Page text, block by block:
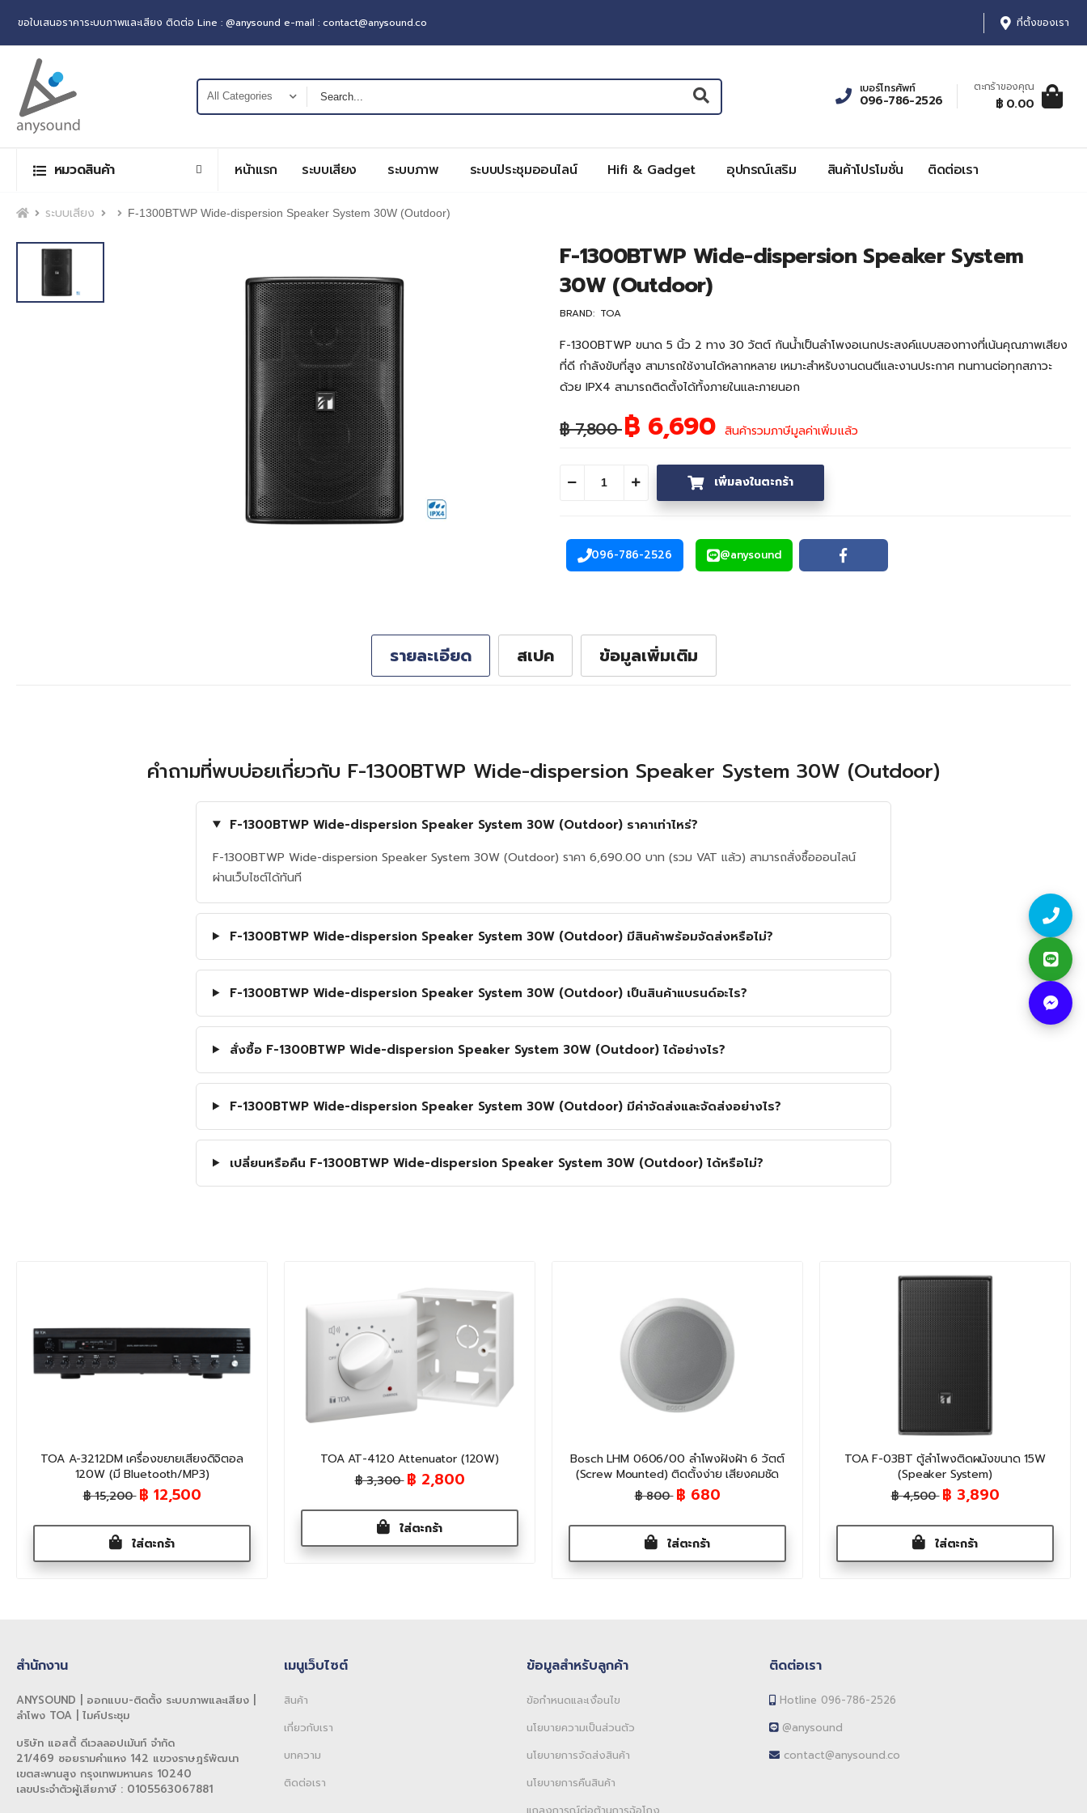
ขอใบเสนอราคาระบบภาพและเสียง ติดต่อ Line : @anysound e-mail : contact@anysound.co ที่ตั้งของเรา
เบอร์โทรศัพท์
096-786-2526
ตะกร้าของคุณ
฿ 0.00
ตะกร้าสินค้า:รายการ, รา
฿ 0.00
หมวดสินค้า หน้าแรก ระบบเสียง ระบบภาพ ระบบประชุมออนไลน์ Hifi & Gadget อุปกรณ์เสริม สินค้าโปรโมชั่น ติดต่อเรา
หน้าแรกระบบเสียง F-1300BTWP Wide-dispersion Speaker System 30W (Outdoor)
F-1300BTWP Wide-dispersion Speaker System
30W (Outdoor)
BRAND: TOA
F-1300BTWP ขนาด 5 นิ้ว 2 ทาง 30 วัตต์ กันน้ำเป็นลำโพงอเนกประสงค์แบบสองทางที่เน้นคุณภาพเสียง
ที่ดี กำลังขับที่สูง สามารถใช้งานได้หลากหลาย เหมาะสำหรับงานดนตีและงานประกาศ ทนทานต่อทุกสภาวะ
ด้วย IPX4 สามารถติดตั้งได้ทั้งภายในและภายนอก
฿ 7,800฿ 6,690 สินค้ารวมภาษีมูลค่าเพิ่มแล้ว
ลดจำนวน เพิ่มจำนวน เพิ่มลงในตะกร้า
096-786-2526
โทรศัพท์
@anysound
Line Facebook
รายละเอียด สเปค ข้อมูลเพิ่มเติม
คำถามที่พบบ่อยเกี่ยวกับ F-1300BTWP Wide-dispersion Speaker System 30W (Outdoor)
F-1300BTWP Wide-dispersion Speaker System 30W (Outdoor) ราคาเท่าไหร่?
F-1300BTWP Wide-dispersion Speaker System 30W (Outdoor) ราคา 6,690.00 บาท (รวม VAT แล้ว) สามารถสั่งซื้อออนไลน์
ผ่านเว็บไซต์ได้ทันที
F-1300BTWP Wide-dispersion Speaker System 30W (Outdoor) มีสินค้าพร้อมจัดส่งหรือไม่?
F-1300BTWP Wide-dispersion Speaker System 30W (Outdoor) เป็นสินค้าแบรนด์อะไร?
สั่งซื้อ F-1300BTWP Wide-dispersion Speaker System 30W (Outdoor) ได้อย่างไร?
F-1300BTWP Wide-dispersion Speaker System 30W (Outdoor) มีค่าจัดส่งและจัดส่งอย่างไร?
เปลี่ยนหรือคืน F-1300BTWP Wide-dispersion Speaker System 30W (Outdoor) ได้หรือไม่?
TOA A-3212DM เครื่องขยายเสียงดิจิตอล
120W (มี Bluetooth/MP3)
฿ 15,200 ฿ 12,500
ใส่ตะกร้า
TOA AT-4120 Attenuator (120W)
฿ 3,300 ฿ 2,800
ใส่ตะกร้า
Bosch LHM 0606/00 ลำโพงฝังฝ้า 6 วัตต์
(Screw Mounted) ติดตั้งง่าย เสียงคมชัด
฿ 800 ฿ 680
ใส่ตะกร้า
TOA F-03BT ตู้ลำโพงติดผนังขนาด 15W
(Speaker System)
฿ 4,500 ฿ 3,890
ใส่ตะกร้า
สำนักงาน
ANYSOUND | ออกแบบ-ติดตั้ง ระบบภาพและเสียง |
ลำโพง TOA | ไมค์ประชุม
บริษัท แอสตี้ ดีเวลลอปเม้นท์ จำกัด
21/469 ซอยรามคำแหง 142 แขวงราษฎร์พัฒนา
เขตสะพานสูง กรุงเทพมหานคร 10240
เลขประจำตัวผู้เสียภาษี : 0105563067881
เมนูเว็บไซต์
สินค้า
เกี่ยวกับเรา
บทความ
ติดต่อเรา
ข้อมูลสำหรับลูกค้า
ข้อกำหนดและเงื่อนไข
นโยบายความเป็นส่วนตัว
นโยบายการจัดส่งสินค้า
นโยบายการคืนสินค้า
ติดต่อเรา
Hotline 096-786-2526
@anysound
contact@anysound.co